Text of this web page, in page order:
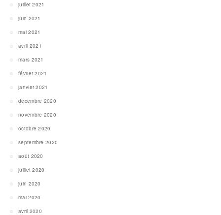
juillet 2021
juin 2021
mai 2021
avril 2021
mars 2021
février 2021
janvier 2021
décembre 2020
novembre 2020
octobre 2020
septembre 2020
août 2020
juillet 2020
juin 2020
mai 2020
avril 2020